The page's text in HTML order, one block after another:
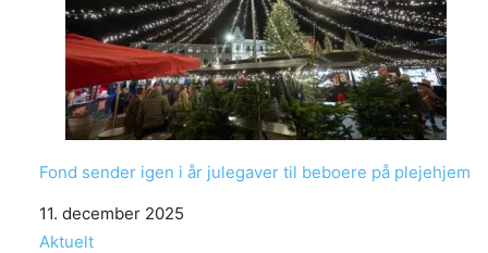
Fond sender igen i år julegaver til beboere på plejehjem
Date
11. december 2025
In relation to
Aktuelt